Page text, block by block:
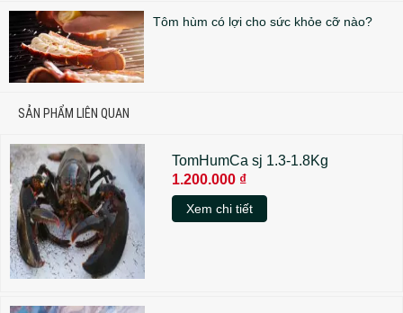
Tôm hùm có lợi cho sức khỏe cỡ nào?
SẢN PHẨM LIÊN QUAN
TomHumCa sj 1.3-1.8Kg
1.200.000 ₫
Xem chi tiết